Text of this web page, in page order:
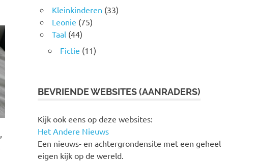
Kleinkinderen (33)
Leonie (75)
Taal (44)
Fictie (11)
BEVRIENDE WEBSITES (AANRADERS)
Kijk ook eens op deze websites:
Het Andere Nieuws
Een nieuws- en achtergrondensite met een geheel
eigen kijk op de wereld.